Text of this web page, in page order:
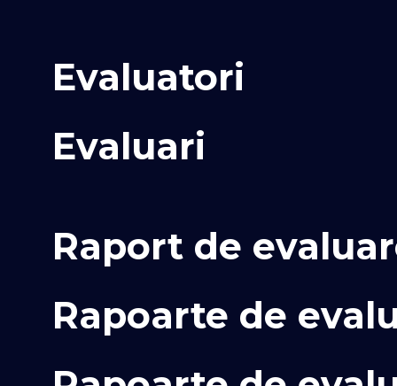
Evaluatori
Evaluari
Raport de
Rapoarte de